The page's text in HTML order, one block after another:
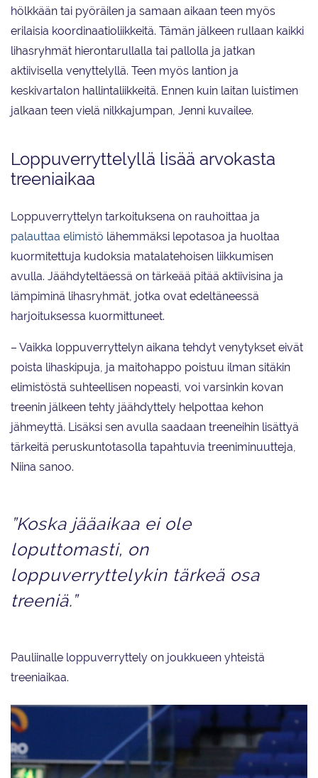
hölkkään tai pyöräilen ja samaan aikaan teen myös
erilaisia koordinaatioliikkeitä. Tämän jälkeen rullaan kaikki
lihasryhmät hierontarullalla tai pallolla ja jatkan
aktiivisella venyttelyllä. Teen myös lantion ja
keskivartalon hallintaliikkeitä. Ennen kuin laitan luistimen
jalkaan teen vielä nilkkajumpan, Jenni kuvailee.
Loppuverryttelyllä lisää arvokasta
treeniaikaa
Loppuverryttelyn tarkoituksena on rauhoittaa ja
palauttaa elimistö lähemmäksi lepotasoa ja huoltaa
kuormitettuja kudoksia matalatehoisen liikkumisen
avulla. Jäähdyteltäessä on tärkeää pitää aktiivisina ja
lämpiminä lihasryhmät, jotka ovat edeltäneessä
harjoituksessa kuormittuneet.
– Vaikka loppuverryttelyn aikana tehdyt venytykset eivät
poista lihaskipuja, ja maitohappo poistuu ilman sitäkin
elimistöstä suhteellisen nopeasti, voi varsinkin kovan
treenin jälkeen tehty jäähdyttely helpottaa kehon
jähmeyttä. Lisäksi sen avulla saadaan treeneihin lisättyä
tärkeitä peruskuntotasolla tapahtuvia treeniminuutteja,
Niina sanoo.
”Koska jääaikaa ei ole
loputtomasti, on
loppuverryttelykin tärkeä osa
treeniä.”
Pauliinalle loppuverryttely on joukkueen yhteistä
treeniaikaa.